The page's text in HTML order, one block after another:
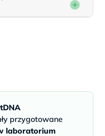
przygotowane
laboratorium